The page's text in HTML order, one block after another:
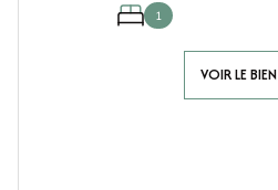
1
VOIR LE BIEN